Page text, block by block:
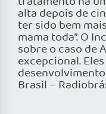
alta depois de
ter sido bem
mama toda”. O
sobre o caso de
excepcional.
Brasil –